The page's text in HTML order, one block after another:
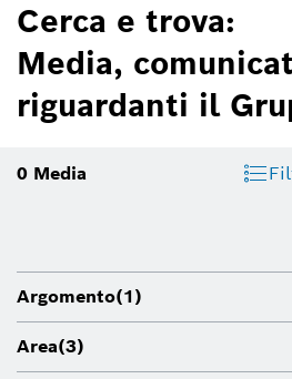
Cerca e trova:
Media,
riguardanti il
0 Media
Argomento(1)
Area(3)